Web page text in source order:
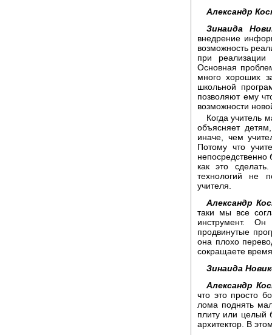
Александр
Зинаида
внедрение
возможность
при
Основная
много хороших
школьной
позволяют ему
возможности
Когда учитель
объясняет
иначе, чем
Потому что
непосредственно
как это
технологий не
учителя.
Александр
таки мы все
инструмент.
продвинутые
она плохо
сокращаете
Зинаида
Александр
что это просто
лома поднять
плиту или целый
архитектор. В